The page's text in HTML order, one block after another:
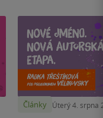
Články Úterý 4. srpna